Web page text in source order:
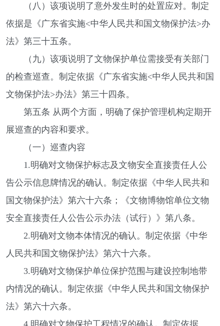
（八）该项说明了意外发生时的处置应对。制定
依据是《广东省实施<中华人民共和国文物保护法>办
法》第三十五条。
（九）该项说明了文物保护单位需接受有关部门
的检查巡查。制定依据《广东省实施<中华人民共和国
文物保护法>办法》第三十四条。
第五条 从两个方面，明确了保护管理机构定期开
展巡查的内容和要求。
（一）巡查内容
1.明确对文物保护标志及文物安全直接责任人公
告公示信息牌情况的确认。制定依据《中华人民共和
国文物保护法》第六十六条；《文物博物馆单位文物
安全直接责任人公告公示办法（试行）》第八条。
2.明确对文物本体情况的确认。制定依据《中华
人民共和国文物保护法》第六十六条。
3.明确对文物保护单位保护范围与建设控制地带
内情况的确认。制定依据《中华人民共和国文物保护
法》第六十六条。
4.明确对文物保护工程情况的确认。制定依据